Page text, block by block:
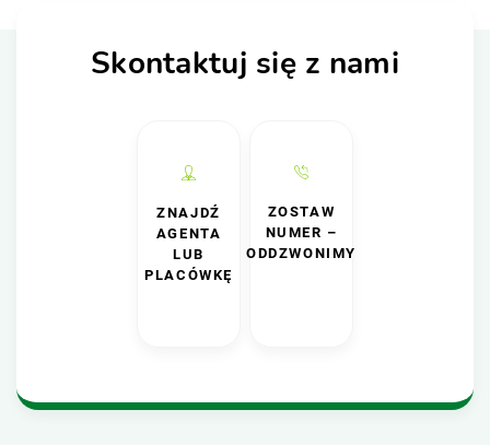
Skontaktuj się z nami
ZNAJDŹ
AGENTA
LUB
PLACÓWKĘ
ZOSTAW
NUMER –
ODDZWONIMY